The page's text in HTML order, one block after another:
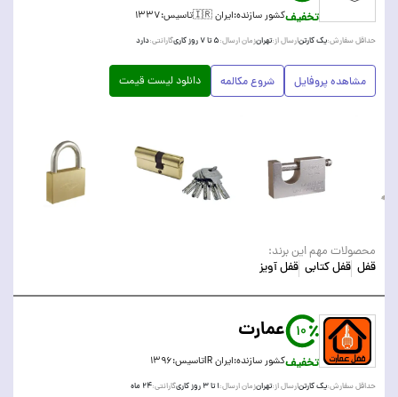
تخفیفکشور سازنده:ایران 🇮🇷 تاسیس:۱۳۳۷
حداقل سفارش:یک کارتنارسال از:تهرانزمان ارسال:۵ تا ۷ روز کاری گارانتی:دارد
مشاهده پروفایل شروع مکالمه دانلود لیست قیمت
محصولات مهم این برند:
قفل قفل کتابی قفل آویز
10
تخفیف
عمارت
کشور سازنده:ایران IR تاسیس:۱۳۹۶
حداقل سفارش:یک کارتنارسال از:تهرانزمان ارسال:۱ تا ۳ روز کاری گارانتی:۲۴ ماه